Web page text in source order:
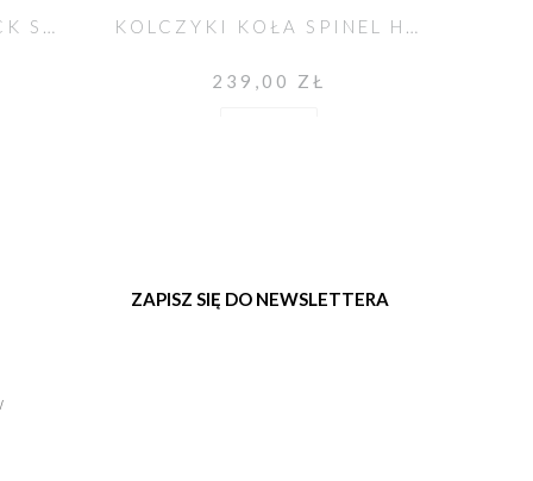
NASZYJNIK MINI BLACK SPINEL KOLCZYKI KOŁA SPINEL HELLO
239,00 ZŁ
ZAPISZ SIĘ DO NEWSLETTERA